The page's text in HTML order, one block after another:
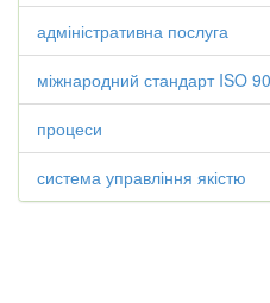
адміністративна послуга
міжнародний стандарт ISO
процеси
система управління якістю